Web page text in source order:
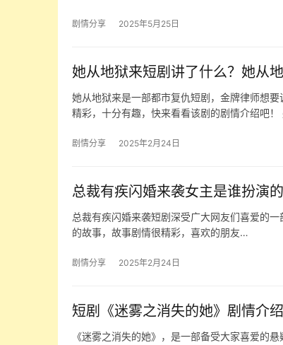
剧情分享 2025年5月25日
她从地狱来短剧讲了什么？她从
她从地狱来是一部都市复仇短剧，金牌律师想
精彩，十分有趣，快来看看该剧的剧情介绍吧
剧情分享 2025年2月24日
总裁有疾闪婚来袭女主是谁扮演
总裁有疾闪婚来袭短剧深受广大网友们喜爱的
的故事，故事剧情很精彩，喜欢的朋友…
剧情分享 2025年2月24日
短剧《迷雾之消失的她》剧情介
《迷雾之消失的她》，是一部备受大家喜爱的